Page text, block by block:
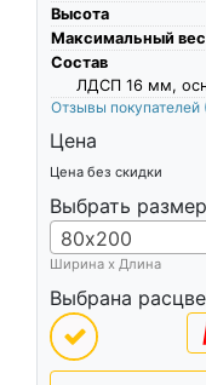
Высота
Максимальный вес
Состав
ЛДСП 16 мм,
Отзывы покупателей
Цена
Цена без скидки
Выбрать размер
80х200
Ширина х Длина
Выбрана